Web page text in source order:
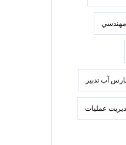
آب تدبير
عملیات